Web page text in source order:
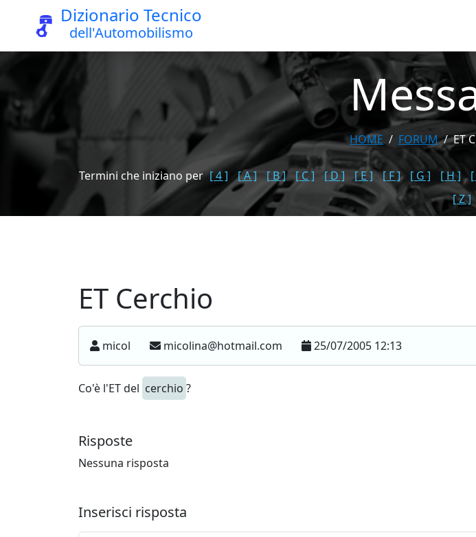
Dizionario Tecnico
dell'Automobilismo
HOME FORUM ET
Termini che iniziano per [ 4 ] [ A ] [ B ] [ C ] [ D ] [ E ] [ F ] [ G ] [ H ]
[ Z ]
ET Cerchio
micol micolina@hotmail.com 25/07/2005 12:13
Co'è l'ET del cerchio ?
Risposte
Nessuna risposta
Inserisci risposta